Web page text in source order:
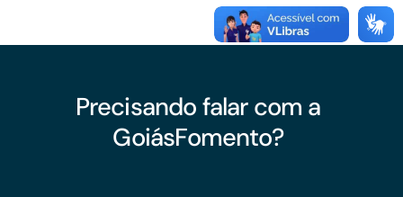
Precisando falar com a
GoiásFomento?